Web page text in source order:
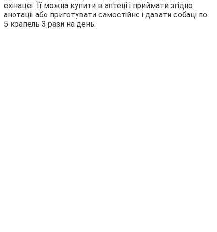
ехінацеї. Її можна купити в аптеці і приймати згідно
анотації або приготувати самостійно і давати собаці по
5 крапель 3 рази на день.